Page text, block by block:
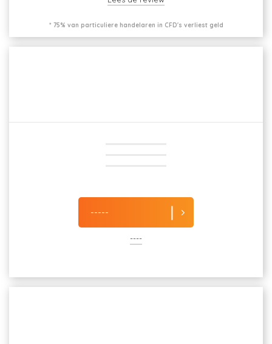
* 75% van particuliere handelaren in CFD's verliest geld
-----
----